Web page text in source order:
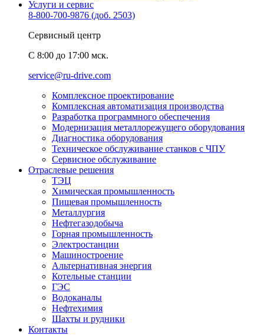
Услуги и сервис
8-800-700-9876 (доб. 2503)
Сервисный центр
C 8:00 до 17:00 мск.
service@ru-drive.com
Комплексное проектирование
Комплексная автоматизация производства
Разработка программного обеспечения
Модернизация металлорежущего оборудования
Диагностика оборудования
Техническое обслуживание станков с ЧПУ
Сервисное обслуживание
Отраслевые решения
ТЭЦ
Химическая промышленность
Пищевая промышленность
Металлургия
Нефтегазодобыча
Горная промышленность
Электростанции
Машиностроение
Альтернативная энергия
Котельные станции
ГЭС
Водоканалы
Нефтехимия
Шахты и рудники
Контакты